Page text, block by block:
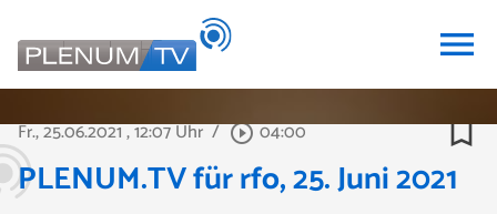
menu
Fr., 25.06.2021, 12:07 Uhr / play_circle_outline04:00 bookmark_border
PLENUM.TV für rfo, 25. Juni 2021